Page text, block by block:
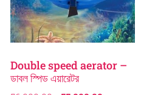
Double speed aerator –
ডাবল স্পিড এয়ারেটর